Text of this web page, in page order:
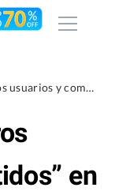
Cómo eliminar “Otros usuarios y compartidos” en Mac
en